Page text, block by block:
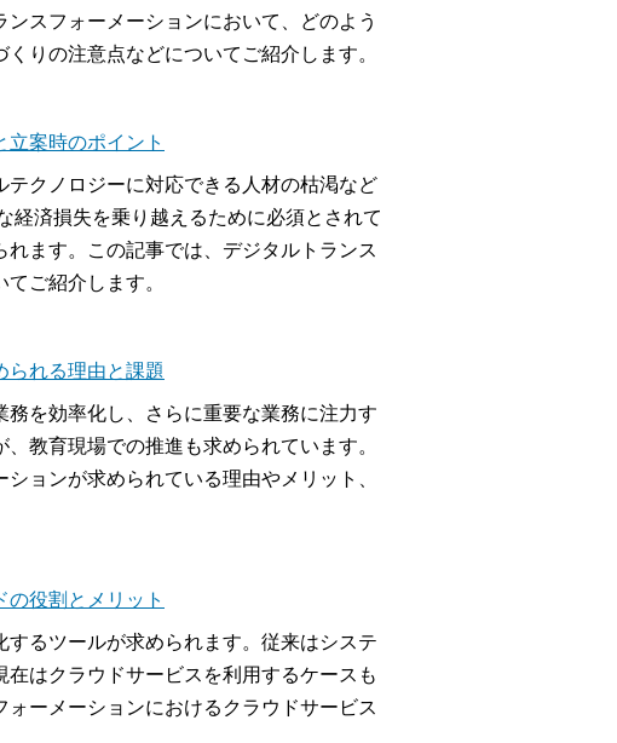
スフォーメーションにおいて、どのよう
りの注意点などについてご紹介します。
案時のポイント
クノロジーに対応できる人材の枯渇など
経済損失を乗り越えるために必須とされて
ます。この記事では、デジタルトランス
ご紹介します。
られる理由と課題
を効率化し、さらに重要な業務に注力す
教育現場での推進も求められています。
ョンが求められている理由やメリット、
役割とメリット
るツールが求められます。従来はシステ
はクラウドサービスを利用するケースも
ーメーションにおけるクラウドサービス